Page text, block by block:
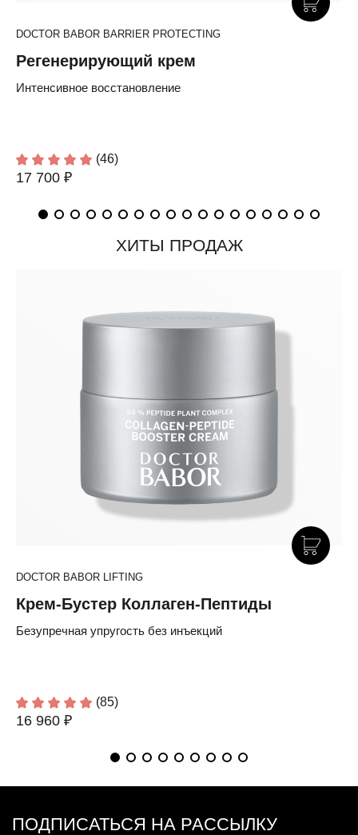
DOCTOR BABOR BARRIER PROTECTING
Регенерирующий крем
Интенсивное восстановление
(46)
17 700 ₽
ХИТЫ ПРОДАЖ
DOCTOR BABOR LIFTING
Крем-Бустер Коллаген-Пептиды
Безупречная упругость без инъекций
(85)
16 960 ₽
ПОДПИСАТЬСЯ НА РАССЫЛКУ